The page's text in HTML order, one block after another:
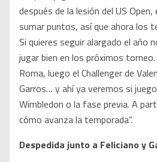
después de la lesión del US
sumar puntos, así que ahora los
Si quieres seguir alargado el año
jugar bien en los próximos
Roma, luego el Challenger de
Garros… y ahí ya veremos si
Wimbledon o la fase previa. A
cómo avanza la temporada”.
Despedida junto a Feliciano y